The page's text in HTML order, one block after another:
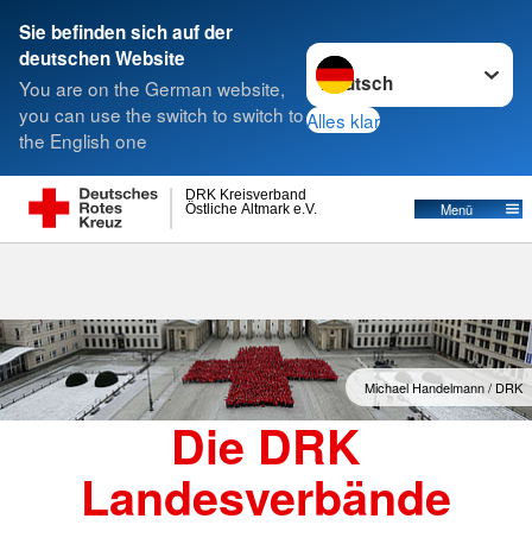
Sie befinden sich auf der
deutschen Website
You are on the German website,
you can use the switch to switch to
the English one
Sprache wechseln zu
Alles klar
Östliche Altmark e.V.
DRK Kreisverband
Menü
Suche
Landesverbände
Michael Handelmann / DRK
Die DRK
Landesverbände